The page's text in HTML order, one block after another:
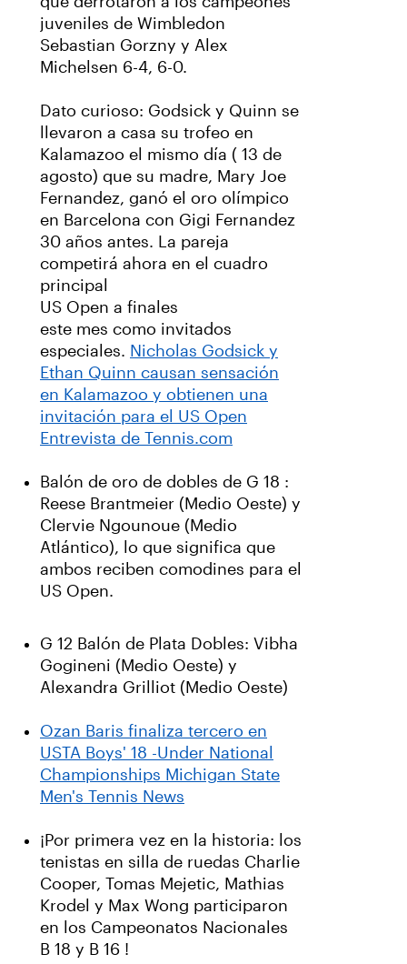
juveniles de Wimbledon
Sebastian Gorzny y Alex
Michelsen 6-4, 6-0.
Dato curioso: Godsick y Quinn se
llevaron a casa su trofeo en
Kalamazoo el mismo día ( 13 de
agosto) que su madre, Mary Joe
Fernandez, ganó el oro olímpico
en Barcelona con Gigi Fernandez
30 años antes. La pareja
competirá ahora en el cuadro
principal
US Open a finales
este mes como invitados
especiales. Nicholas Godsick y
Ethan Quinn causan sensación
en Kalamazoo y obtienen una
invitación para el US Open
Entrevista de Tennis.com
Balón de oro de dobles de G 18 :
Reese Brantmeier (Medio Oeste) y
Clervie Ngounoue (Medio
Atlántico), lo que significa que
ambos reciben comodines para el
US Open.
G 12 Balón de Plata Dobles: Vibha
Gogineni (Medio Oeste) y
Alexandra Grilliot (Medio Oeste)
Ozan Baris finaliza tercero en
USTA Boys' 18 -Under National
Championships Michigan State
Men's Tennis News
¡Por primera vez en la historia: los
tenistas en silla de ruedas Charlie
Cooper, Tomas Mejetic, Mathias
Krodel y Max Wong participaron
en los Campeonatos Nacionales
B 18 y B 16 !